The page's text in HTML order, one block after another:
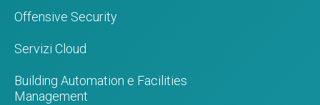
Offensive Security
Servizi Cloud
Building Automation e Facilities
Management